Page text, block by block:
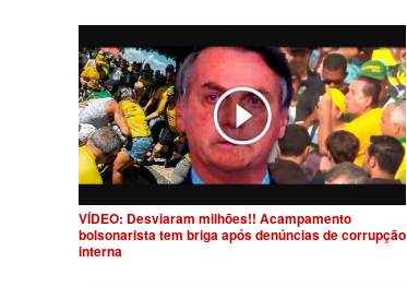
VÍDEO: Desviaram milhões!! Acampamento
bolsonarista tem briga após denúncias de corrupção
interna